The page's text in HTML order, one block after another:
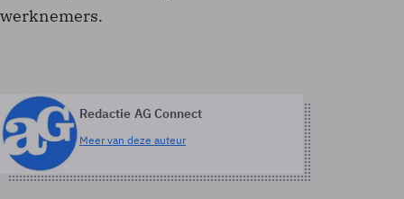
werknemers.
Redactie AG Connect
Meer van deze auteur